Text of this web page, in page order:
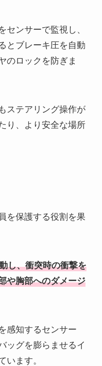
センサーで監視し、
とブレーキ圧を自動
のロックを防ぎま
ステアリング操作が
り、より安全な場所
を保護する役割を果
し、衝突時の衝撃を
や胸部へのダメージ
感知するセンサー
ッグを膨らませるイ
います。